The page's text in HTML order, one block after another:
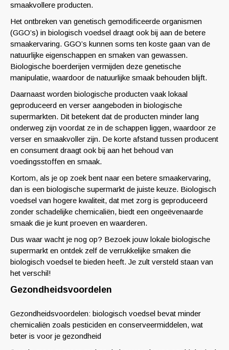
smaakvollere producten.
Het ontbreken van genetisch gemodificeerde organismen
(GGO’s) in biologisch voedsel draagt ook bij aan de betere
smaakervaring. GGO’s kunnen soms ten koste gaan van de
natuurlijke eigenschappen en smaken van gewassen.
Biologische boerderijen vermijden deze genetische
manipulatie, waardoor de natuurlijke smaak behouden blijft.
Daarnaast worden biologische producten vaak lokaal
geproduceerd en verser aangeboden in biologische
supermarkten. Dit betekent dat de producten minder lang
onderweg zijn voordat ze in de schappen liggen, waardoor ze
verser en smaakvoller zijn. De korte afstand tussen producent
en consument draagt ook bij aan het behoud van
voedingsstoffen en smaak.
Kortom, als je op zoek bent naar een betere smaakervaring,
dan is een biologische supermarkt de juiste keuze. Biologisch
voedsel van hogere kwaliteit, dat met zorg is geproduceerd
zonder schadelijke chemicaliën, biedt een ongeëvenaarde
smaak die je kunt proeven en waarderen.
Dus waar wacht je nog op? Bezoek jouw lokale biologische
supermarkt en ontdek zelf de verrukkelijke smaken die
biologisch voedsel te bieden heeft. Je zult versteld staan ​​van
het verschil!
Gezondheidsvoordelen
Gezondheidsvoordelen: biologisch voedsel bevat minder
chemicaliën zoals pesticiden en conserveermiddelen, wat
beter is voor je gezondheid